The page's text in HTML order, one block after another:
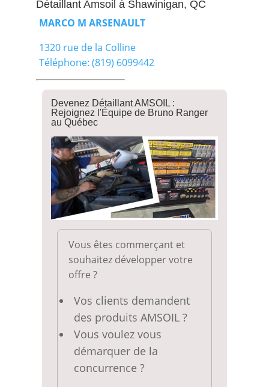
Détaillant Amsoil à Shawinigan, QC
MARCO M ARSENAULT
1320 rue de la Colline
Téléphone: (819) 6099442
Devenez Détaillant AMSOIL :
Rejoignez l'Équipe de Bruno Ranger
au Québec
Vous êtes commerçant et
souhaitez développer votre
offre ?
Vos clients demandent
des produits AMSOIL ?
Vous voulez vous
démarquer de la
concurrence ?